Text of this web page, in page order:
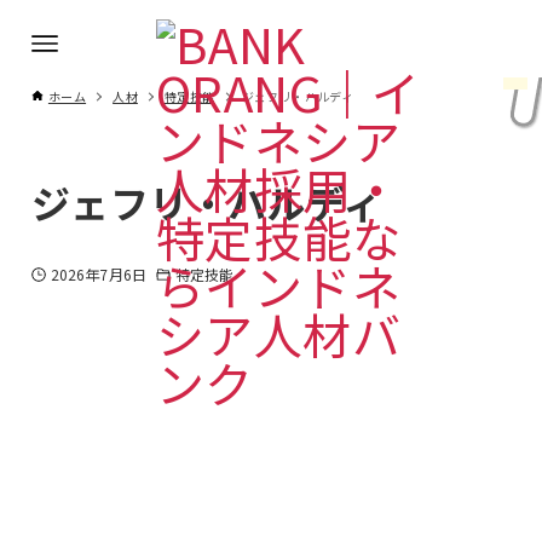
ホーム 人材 特定技能 ジェフリ・ハルディ
ジェフリ・ハルディ
2026年7月6日 特定技能